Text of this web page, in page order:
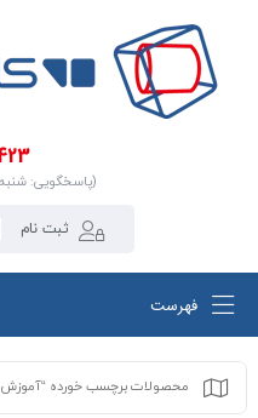
(پاسخگویی: شنبه تا
ثبت نام
فهرست
محصولات برچسب خورده